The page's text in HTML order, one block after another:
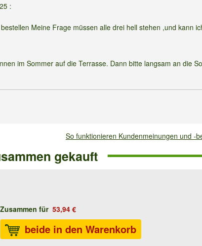
:
Meine Frage müssen alle drei hell stehen ,und kann
im Sommer auf die Terrasse. Dann bitte langsam an die
So funktionieren Kundenmeinungen und -
gekauft
Zusammen für 53,94 €
beide in den Warenkorb